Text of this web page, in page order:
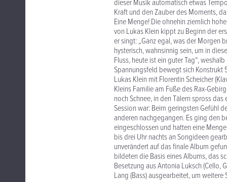
dieser Musik automatisch etwas
Kraft und den Zauber des Moments,
Eine Menge! Die ohnehin ziemlich
von Lukas Klein kippt zu Beginn der
er singt: „Ganz egal, was der Morgen
hysterisch, wahnsinnig sein, um in
Fluss, heute ist ein guter Tag“,
Spannungsfeld bewegt sich Konstrukt
Lukas Klein mit Florentin Scheicher
Kleins Familie am Fuße des Rax-
noch Schnee, in den Tälern spross
Session war: Beim geringsten Gefühl
anderen nachgegangen. Es ging den
eingeschlossen und hatten eine
bis drei Uhr nachts an Songideen
unverändert auf das finale Album
bildeten die Basis eines Albums, das
Besetzung aus Antonia Luksch (Cello,
Lang (Bass) ausgearbeitet, um